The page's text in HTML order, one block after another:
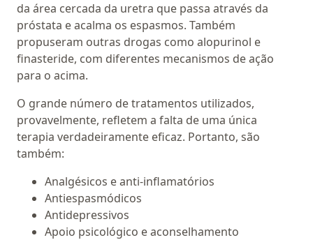
da área cercada da uretra que passa através da
próstata e acalma os espasmos. Também
propuseram outras drogas como alopurinol e
finasteride, com diferentes mecanismos de ação
para o acima.
O grande número de tratamentos utilizados,
provavelmente, refletem a falta de uma única
terapia verdadeiramente eficaz. Portanto, são
também:
Analgésicos e anti-inflamatórios
Antiespasmódicos
Antidepressivos
Apoio psicológico e aconselhamento